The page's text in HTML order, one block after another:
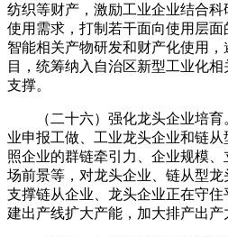
纺织等财产，激励工业企业结合
使用需求，打制若干面向使用层
智能相关产物研发和财产化使用
目，统筹纳入自治区新型工业化
支撑。
（二十六）强化龙头企业培育
业申报工做、工业龙头企业和链
照企业的群链牵引力、企业规模
场前景等，对龙头企业、链从型龙
支撑链从企业、龙头企业正在守
建出产线扩大产能，加大排产出产